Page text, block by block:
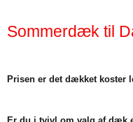
Sommerdæk til
Prisen er det dækket koster